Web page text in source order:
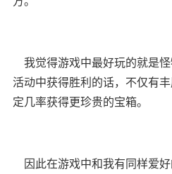
我觉得游戏中最好玩的就是
活动中获得胜利的话，不仅有
定几率获得更珍贵的宝箱。
因此在游戏中和我有同样爱